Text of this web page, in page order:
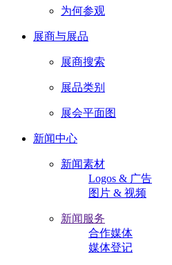
为何参观
展商与展品
展商搜索
展品类别
展会平面图
新闻中心
新闻素材
Logos & 广告
图片 & 视频
新闻服务
合作媒体
媒体登记